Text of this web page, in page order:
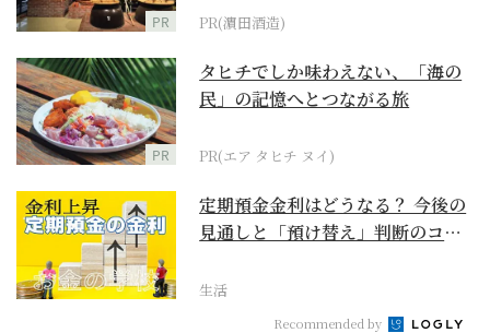
PR PR(濵田酒造)
PR
タヒチでしか味わえない、「海の
民」の記憶へとつながる旅
PR(エア タヒチ ヌイ)
定期預金金利はどうなる？ 今後の
見通しと「預け替え」判断のコツ
生活
Recommended by